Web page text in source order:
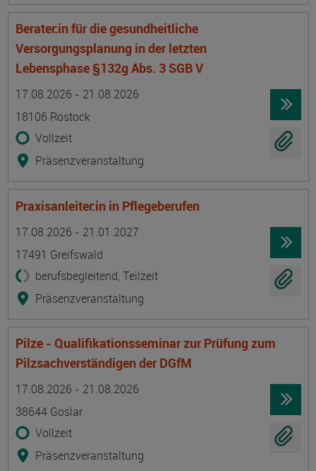
Berater:in für die gesundheitliche
Versorgungsplanung in der letzten
Lebensphase §132g Abs. 3 SGB V
17.08.2026 - 21.08.2026
18106 Rostock
Vollzeit
Präsenzveranstaltung
Praxisanleiter:in in Pflegeberufen
17.08.2026 - 21.01.2027
17491 Greifswald
berufsbegleitend, Teilzeit
Präsenzveranstaltung
Pilze - Qualifikationsseminar zur Prüfung zum
Pilzsachverständigen der DGfM
17.08.2026 - 21.08.2026
38644 Goslar
Vollzeit
Präsenzveranstaltung